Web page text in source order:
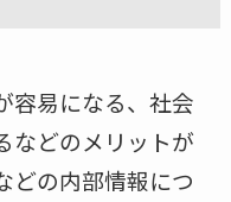
容易になる、社会
などのメリットが
どの内部情報につ